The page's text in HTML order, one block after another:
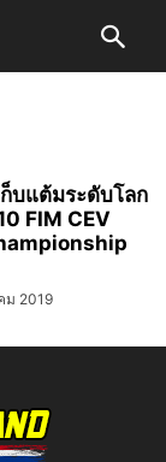
บแต้มระดับโลก
FIM CEV
ม 2019